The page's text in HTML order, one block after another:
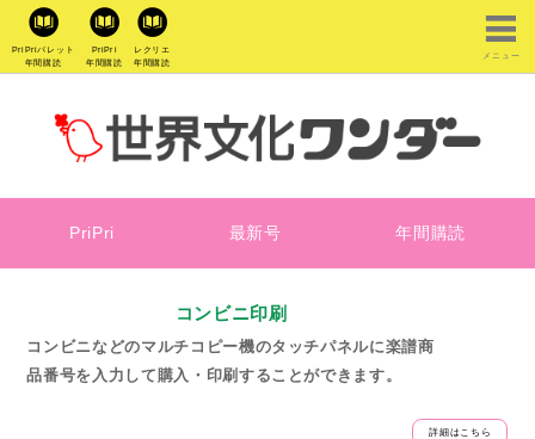
PriPriパレット
年間購読
PriPri
年間購読
レクリエ
年間購読
メニュー
PriPri 最新号 年間購読
コンビニ印刷
コンビニなどのマルチコピー機のタッチパネルに楽譜商
品番号を入力して購入・印刷することができます。
詳細はこちら